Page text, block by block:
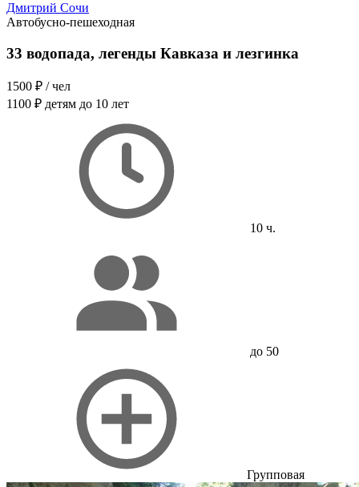
Дмитрий Сочи
Автобусно-пешеходная
33 водопада, легенды Кавказа и лезгинка
1500 ₽ / чел
1100 ₽ детям до 10 лет
10 ч.
до 50
Групповая